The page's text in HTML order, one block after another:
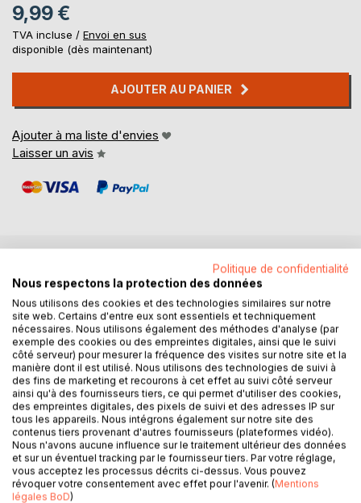
9,99 €
TVA incluse / Envoi en sus
disponible (dès maintenant)
AJOUTER AU PANIER
Ajouter à ma liste d'envies
Laisser un avis
DESCRIPTION
Résumé
Dans un centre de soins ultra secret, de "l'Espace Centrer
Houston" aux USA, un ancien astronaute est reclus et tenu
au secret le plus absolu, depuis son retour sur terre lors de
l'expédition Apollo 17.
Considéré comme dément et déséquilibré, il intrigue les
plus éminents spécialistes de la médecine psychiatrique,
mais aussi les autorités civiles et militaires du pays.
Depuis son inexplicable disparition pendant près de six
heures lors de son instance sur le sol lunaire, il prétend
Politique de confidentialité
Nous respectons la protection des données
Nous utilisons des cookies et des technologies similaires sur notre
site web. Certains d'entre eux sont essentiels et techniquement
nécessaires. Nous utilisons également des méthodes d'analyse (par
exemple des cookies ou des empreintes digitales, ainsi que le suivi
côté serveur) pour mesurer la fréquence des visites sur notre site et la
manière dont il est utilisé. Nous utilisons des technologies de suivi à
des fins de marketing et recourons à cet effet au suivi côté serveur
ainsi qu'à des fournisseurs tiers, ce qui permet d'utiliser des cookies,
des empreintes digitales, des pixels de suivi et des adresses IP sur
tous les appareils. Nous intégrons également sur notre site des
contenus tiers provenant d'autres fournisseurs (plateformes vidéo).
Nous n'avons aucune influence sur le traitement ultérieur des données
et sur un éventuel tracking par le fournisseur tiers. Par votre réglage,
vous acceptez les processus décrits ci-dessus. Vous pouvez
révoquer votre consentement avec effet pour l'avenir. (Mentions
légales BoD)